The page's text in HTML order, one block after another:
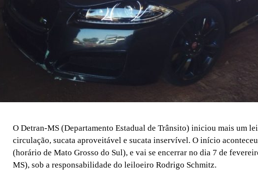
O Detran-MS (Departamento Estadual de Trânsito) iniciou mais um
circulação, sucata aproveitável e sucata inservível. O início
(horário de Mato Grosso do Sul), e vai se encerrar no dia 7 de
MS), sob a responsabilidade do leiloeiro Rodrigo Schmitz.